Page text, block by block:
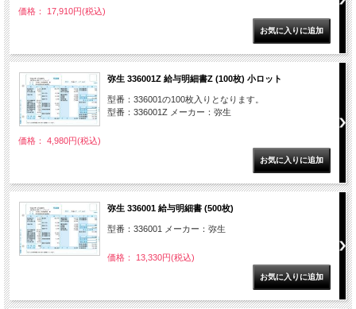
価格： 17,910円(税込)
弥生 336001Z 給与明細書Z (100枚) 小ロット
型番：336001の100枚入りとなります。
型番：336001Z メーカー：弥生
価格： 4,980円(税込)
弥生 336001 給与明細書 (500枚)
型番：336001 メーカー：弥生
価格： 13,330円(税込)